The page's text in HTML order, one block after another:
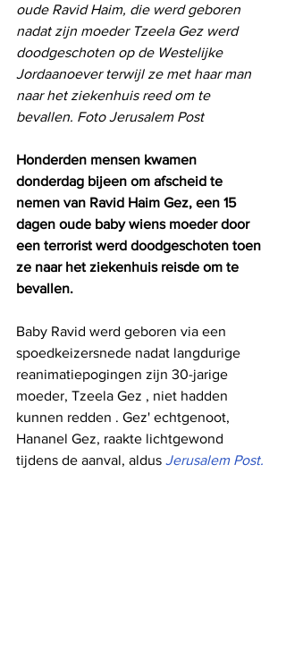
oude Ravid Haim, die werd geboren
nadat zijn moeder Tzeela Gez werd
doodgeschoten op de Westelijke
Jordaanoever terwijl ze met haar man
naar het ziekenhuis reed om te
bevallen. Foto Jerusalem Post
Honderden mensen kwamen
donderdag bijeen om afscheid te
nemen van Ravid Haim Gez, een 15
dagen oude baby wiens moeder door
een terrorist werd doodgeschoten toen
ze naar het ziekenhuis reisde om te
bevallen.
Baby Ravid werd geboren via een
spoedkeizersnede nadat langdurige
reanimatiepogingen zijn 30-jarige
moeder, Tzeela Gez , niet hadden
kunnen redden . Gez' echtgenoot,
Hananel Gez, raakte lichtgewond
tijdens de aanval, aldus Jerusalem Post.